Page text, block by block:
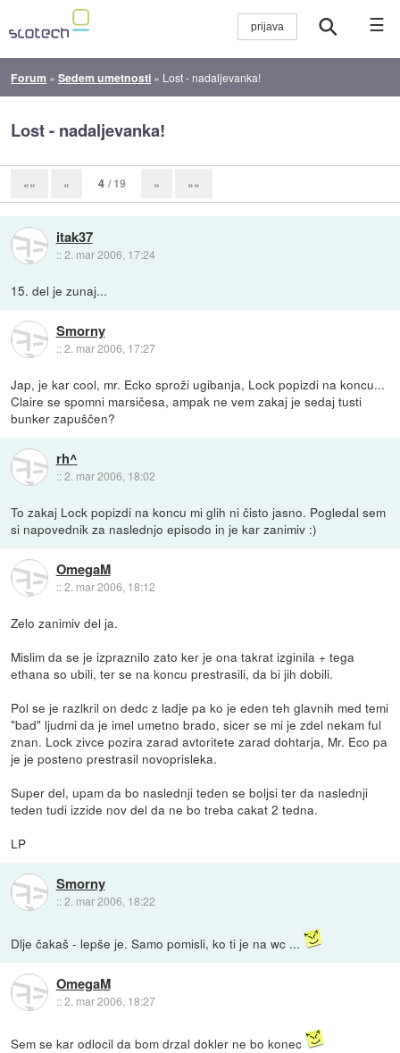
☰
Forum »Sedem umetnosti » Lost - nadaljevanka!
Lost - nadaljevanka!
«« « 4 / 19 » »»
itak37
::2. mar 2006, 17:24
15. del je zunaj...
Smorny
::2. mar 2006, 17:27
Jap, je kar cool, mr. Ecko sproži ugibanja, Lock popizdi na koncu...
Claire se spomni marsičesa, ampak ne vem zakaj je sedaj tusti
bunker zapuščen?
rh^
::2. mar 2006, 18:02
To zakaj Lock popizdi na koncu mi glih ni čisto jasno. Pogledal sem
si napovednik za naslednjo episodo in je kar zanimiv :)
OmegaM
::2. mar 2006, 18:12
Zelo zanimiv del ja.
Mislim da se je izpraznilo zato ker je ona takrat izginila + tega
ethana so ubili, ter se na koncu prestrasili, da bi jih dobili.
Pol se je razlkril on dedc z ladje pa ko je eden teh glavnih med temi
"bad" ljudmi da je imel umetno brado, sicer se mi je zdel nekam ful
znan. Lock zivce pozira zarad avtoritete zarad dohtarja, Mr. Eco pa
je je posteno prestrasil novoprisleka.
Super del, upam da bo naslednji teden se boljsi ter da naslednji
teden tudi izzide nov del da ne bo treba cakat 2 tedna.
LP
Smorny
::2. mar 2006, 18:22
Dlje čakaš - lepše je. Samo pomisli, ko ti je na wc ...
OmegaM
::2. mar 2006, 18:27
Sem se kar odlocil da bom drzal dokler ne bo konec